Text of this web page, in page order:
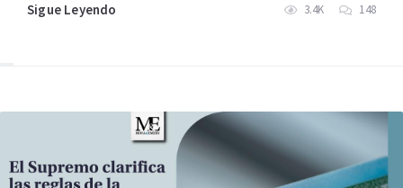
Sigue Leyendo 3.4K 148